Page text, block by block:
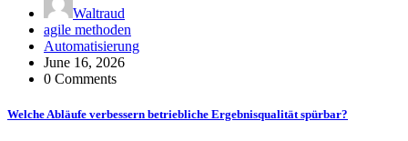
Waltraud
agile methoden
Automatisierung
June 16, 2026
0 Comments
Welche Abläufe verbessern betriebliche Ergebnisqualität spürbar?